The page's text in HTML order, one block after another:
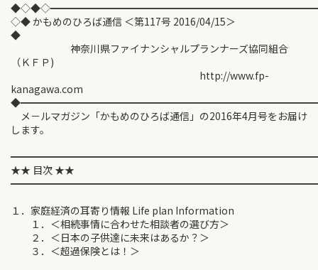
◇◆ かもめのひろば通信 ＜第117号 2016/04/15＞
◆
神奈川県ファイナンシャルプランナーズ協同組合
（ＫＦＰ)
http://www.fp-
kanagawa.com
メ－ルマガジン「かもめのひろば通信」の2016年4月号をお届け
します。
★★ 目次 ★★
１．家庭経済の耳寄り情報 Life plan Information
１．＜相続事情に合わせた相談者の選び方＞
２．＜日本の子供達に未来はあるか？＞
３．＜超過保険とは！＞